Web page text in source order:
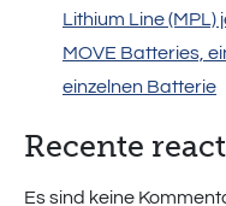
Lithium Line
MOVE Batteries,
einzelnen Batterie
Recente
Es sind keine